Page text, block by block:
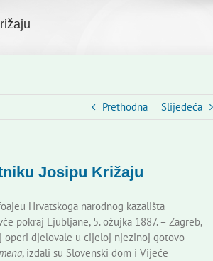
Prethodna Slijedeća
Josipu Križaju
Hrvatskoga narodnog kazališta
pokraj Ljubljane, 5. ožujka 1887. – Zagreb,
operi djelovale u cijeloj njezinoj gotovo
, izdali su Slovenski dom i Vijeće